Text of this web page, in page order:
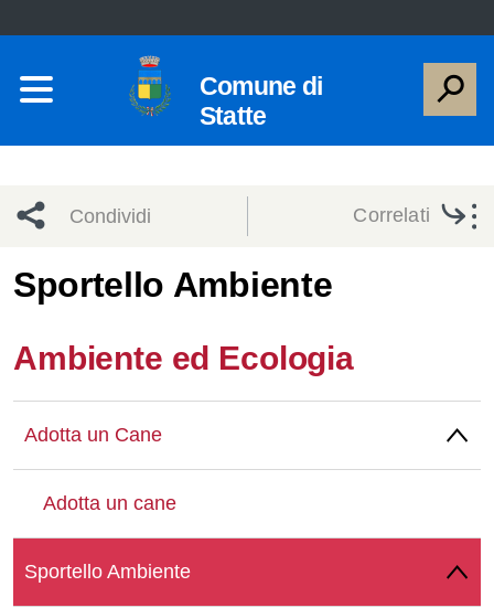
Comune di
Statte
Condividi
network
Condividi
Condividi
Facebook
su
Condividi
Facebook
su
Whatsapp
Correlati
Sportello Ambiente
Ambiente ed Ecologia
Adotta un Cane
Adotta un cane
Sportello Ambiente